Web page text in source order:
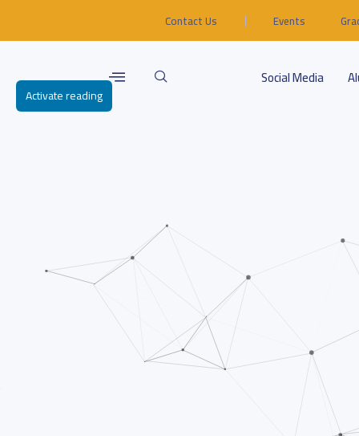
Events
Contact Us
Social Media
Activate reading